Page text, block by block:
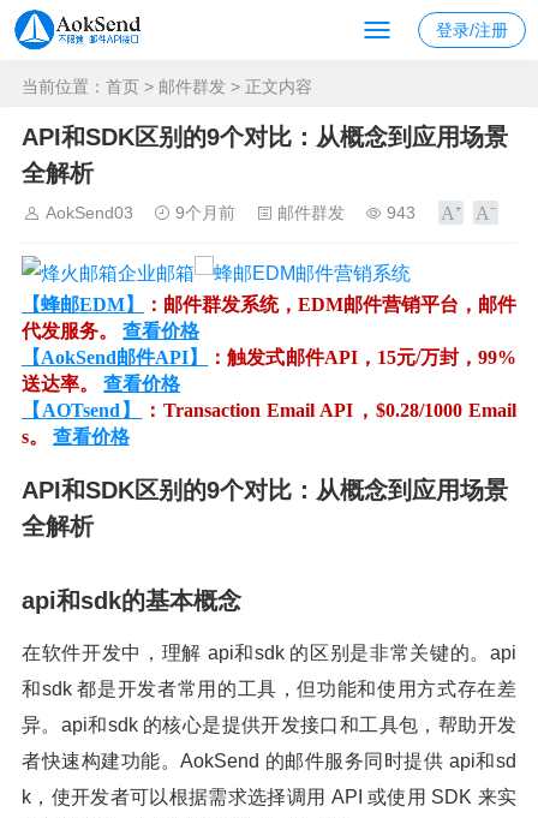
登录/注册
当前位置： 首页 > 邮件群发 > 正文内容
API和SDK区别的9个对比：从概念到应用场景
全解析
AokSend03 9个月前 邮件群发 943
【蜂邮EDM】
：邮件群发系统，EDM邮件营销平台，邮件
代发服务。 查看价格
【AokSend邮件API】
：触发式邮件API，15元/万封，99%
送达率。 查看价格
【AOTsend】
：Transaction Email API，$0.28/1000 Email
s。 查看价格
API和SDK区别的9个对比：从概念到应用场景
全解析
api和sdk的基本概念
在软件开发中，理解 api和sdk 的区别是非常关键的。api
和sdk 都是开发者常用的工具，但功能和使用方式存在差
异。api和sdk 的核心是提供开发接口和工具包，帮助开发
者快速构建功能。AokSend 的邮件服务同时提供 api和sd
k，使开发者可以根据需求选择调用 API 或使用 SDK 来实